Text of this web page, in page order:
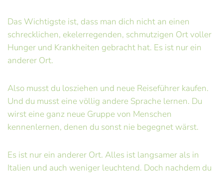
Das Wichtigste ist, dass man dich nicht an einen
schrecklichen, ekelerregenden, schmutzigen Ort voller
Hunger und Krankheiten gebracht hat. Es ist nur ein
anderer Ort.
Also musst du losziehen und neue Reiseführer kaufen.
Und du musst eine völlig andere Sprache lernen. Du
wirst eine ganz neue Gruppe von Menschen
kennenlernen, denen du sonst nie begegnet wärst.
Es ist nur ein anderer Ort. Alles ist langsamer als in
Italien und auch weniger leuchtend. Doch nachdem du